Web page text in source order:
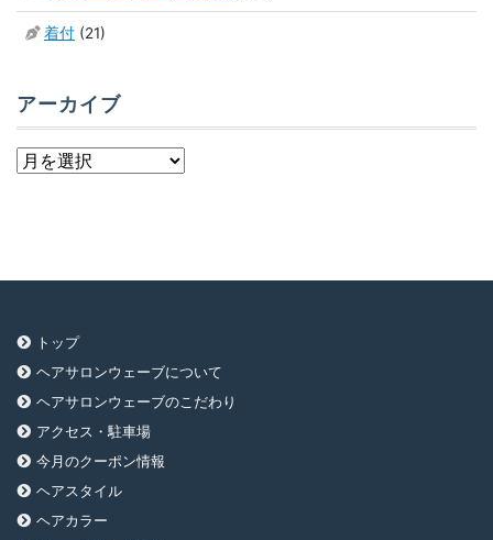
着付 (21)
アーカイブ
ア
トップ
ヘアサロンウェーブについて
ヘアサロンウェーブのこだわり
アクセス・駐車場
今月のクーポン情報
ヘアスタイル
ヘアカラー